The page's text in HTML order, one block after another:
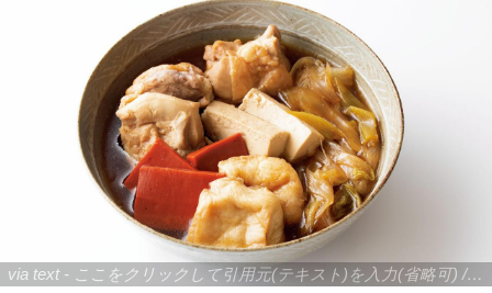
via text - ここをクリックして引用元(テキスト)を入力(省略可) / site.to.link.com - ここをクリックして引用元を入力(省略可)